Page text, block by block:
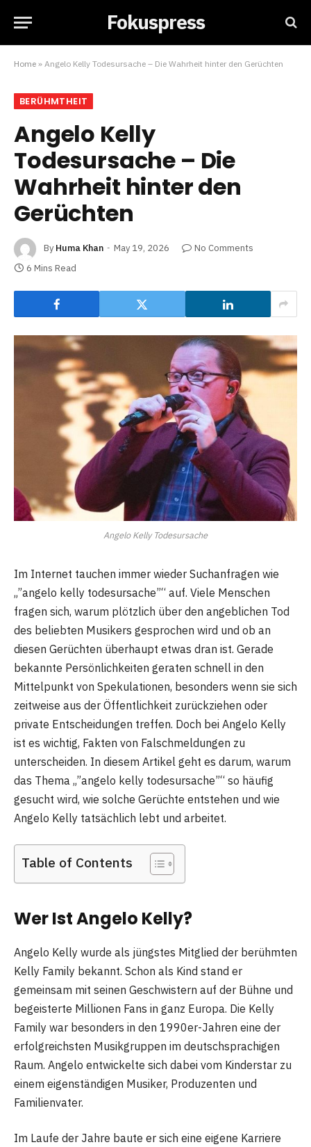
Fokuspress
Home » Angelo Kelly Todesursache – Die Wahrheit hinter den Gerüchten
BERÜHMTHEIT
Angelo Kelly
Todesursache – Die
Wahrheit hinter den
Gerüchten
By Huma Khan May 19, 2026
No Comments
6 Mins Read
Angelo Kelly Todesursache
Im Internet tauchen immer wieder Suchanfragen wie
„”angelo kelly todesursache”“ auf. Viele Menschen
fragen sich, warum plötzlich über den angeblichen Tod
des beliebten Musikers gesprochen wird und ob an
diesen Gerüchten überhaupt etwas dran ist. Gerade
bekannte Persönlichkeiten geraten schnell in den
Mittelpunkt von Spekulationen, besonders wenn sie sich
zeitweise aus der Öffentlichkeit zurückziehen oder
private Entscheidungen treffen. Doch bei Angelo Kelly
ist es wichtig, Fakten von Falschmeldungen zu
unterscheiden. In diesem Artikel geht es darum, warum
das Thema „”angelo kelly todesursache”“ so häufig
gesucht wird, wie solche Gerüchte entstehen und wie
Angelo Kelly tatsächlich lebt und arbeitet.
Table of Contents
Wer Ist Angelo Kelly?
Angelo Kelly wurde als jüngstes Mitglied der berühmten
Kelly Family bekannt. Schon als Kind stand er
gemeinsam mit seinen Geschwistern auf der Bühne und
begeisterte Millionen Fans in ganz Europa. Die Kelly
Family war besonders in den 1990er-Jahren eine der
erfolgreichsten Musikgruppen im deutschsprachigen
Raum. Angelo entwickelte sich dabei vom Kinderstar zu
einem eigenständigen Musiker, Produzenten und
Familienvater.
Im Laufe der Jahre baute er sich eine eigene Karriere